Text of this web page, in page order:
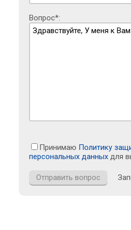
Вопрос*:
Принимаю Политику
персональных данных для